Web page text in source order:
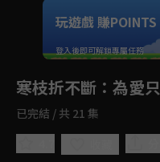
Unmute
玩遊戲 賺POINTS
登入後即可解鎖專屬任務
寒枝折不斷 ：為愛
已完結 / 共 21 集